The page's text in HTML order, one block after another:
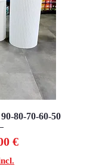
80-70-60-50
€